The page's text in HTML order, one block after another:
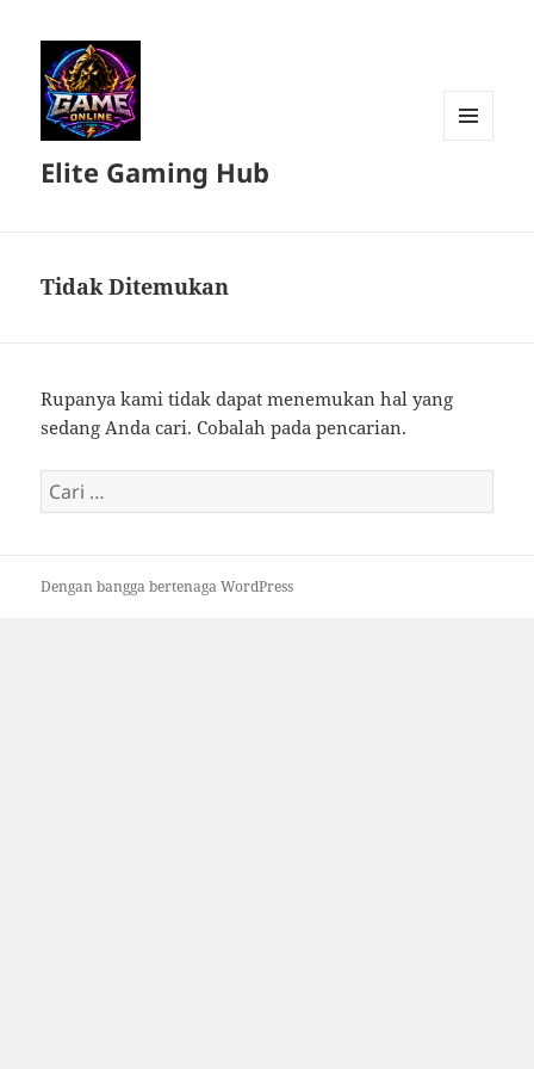
Elite Gaming Hub
Tidak Ditemukan
Rupanya kami tidak dapat menemukan hal yang
sedang Anda cari. Cobalah pada pencarian.
Cari
untuk:
Dengan bangga bertenaga WordPress